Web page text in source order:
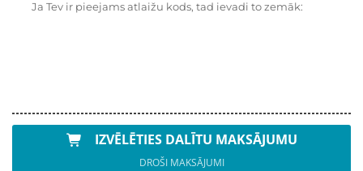
Ja Tev ir pieejams atlaižu kods, tad ievadi to zemāk:
IZVĒLĒTIES DALĪTU MAKSĀJUMU
DROŠI MAKSĀJUMI